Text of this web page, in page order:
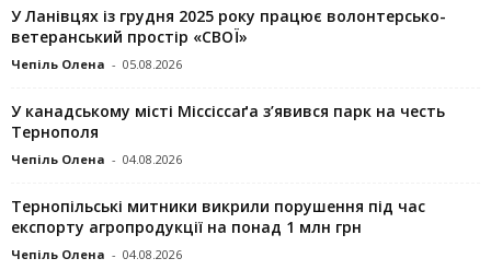
У Ланівцях із грудня 2025 року працює волонтерсько-
ветеранський простір «СВОЇ»
Чепіль Олена - 05.08.2026
У канадському місті Міссіссаґа з’явився парк на честь
Тернополя
Чепіль Олена - 04.08.2026
Тернопільські митники викрили порушення під час
експорту агропродукції на понад 1 млн грн
Чепіль Олена - 04.08.2026